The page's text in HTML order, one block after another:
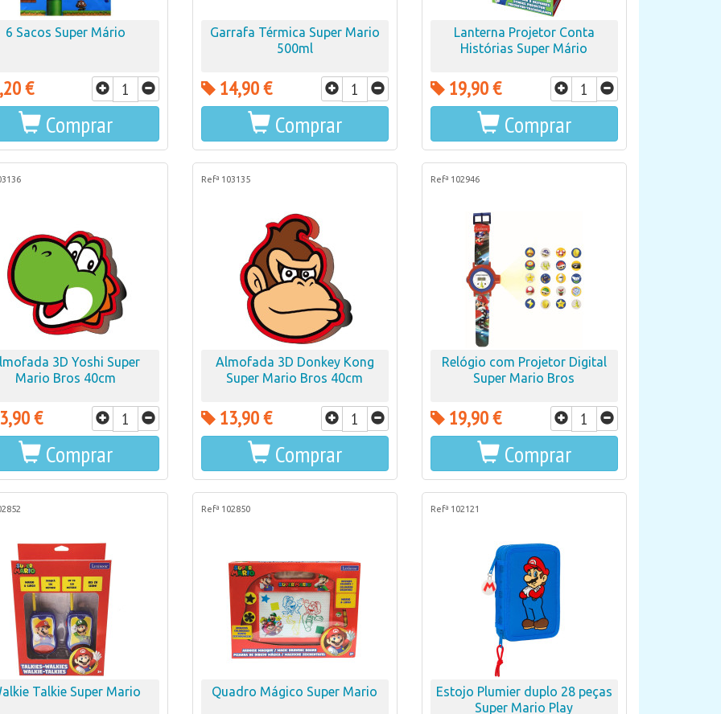
6 Sacos Super Mário
€
Comprar
Garrafa Térmica Super Mario
500ml
14,90 €
Comprar
Lanterna Projetor Conta
Histórias Super Mário
19,90 €
Comprar
3D Yoshi Super
Mario Bros 40cm
€
Comprar
Refª 103135
Almofada 3D Donkey Kong
Super Mario Bros 40cm
13,90 €
Comprar
Refª 102946
Relógio com Projetor Digital
Super Mario Bros
19,90 €
Comprar
Talkie Super Mario
Refª 102850
Quadro Mágico Super Mario
Refª 102121
Estojo Plumier duplo 28 peças
Super Mario Play